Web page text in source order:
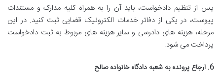
پس از تنظیم دادخواست، باید آن را به همراه کلیه مدارک و مستندات
پیوست، در یکی از دفاتر خدمات الکترونیک قضایی ثبت کنید. در این
مرحله، هزینه های دادرسی و سایر هزینه های مربوط به ثبت دادخواست
پرداخت می شود.
6. ارجاع پرونده به شعبه دادگاه خانواده صالح